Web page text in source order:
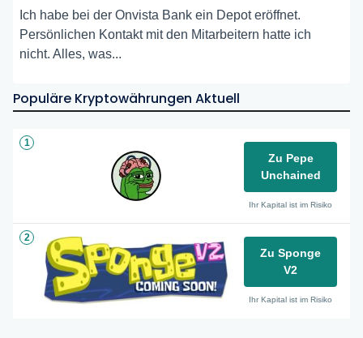
Ich habe bei der Onvista Bank ein Depot eröffnet.
Persönlichen Kontakt mit den Mitarbeitern hatte ich
nicht. Alles, was...
Populäre Kryptowährungen Aktuell
1
Zu Pepe
Unchained
Ihr Kapital ist im Risiko
2
Zu Sponge
V2
Ihr Kapital ist im Risiko